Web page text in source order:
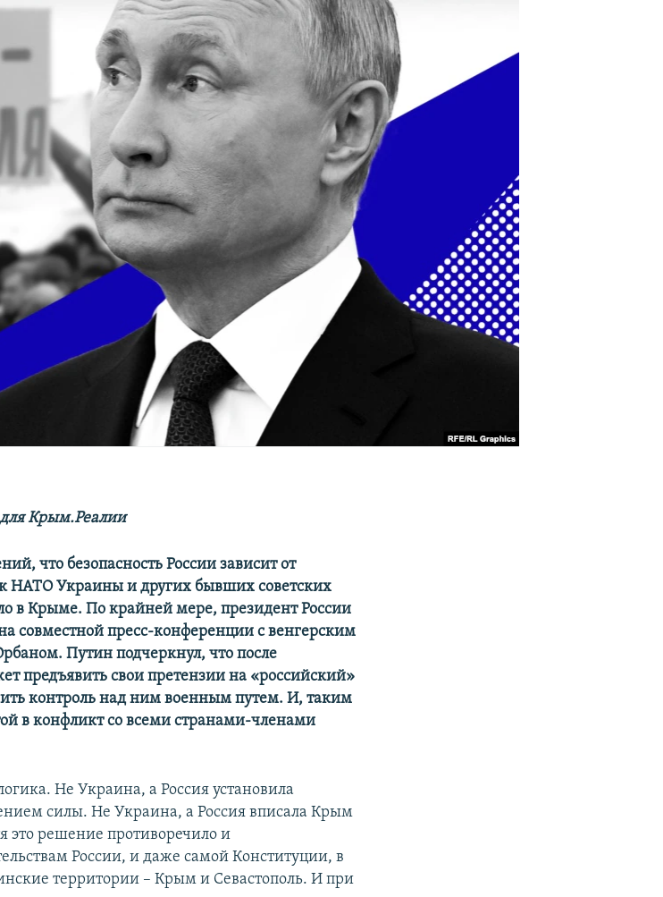
Крым.Реалии
что безопасность России зависит от
НАТО Украины и других бывших советских
в Крыме. По крайней мере, президент России
совместной пресс-конференции с венгерским
Путин подчеркнул, что после
предъявить свои претензии на «российский»
контроль над ним военным путем. И, таким
в конфликт со всеми странами-членами
Не Украина, а Россия установила
силы. Не Украина, а Россия вписала Крым
это решение противоречило и
России, и даже самой Конституции, в
территории – Крым и Севастополь. И при